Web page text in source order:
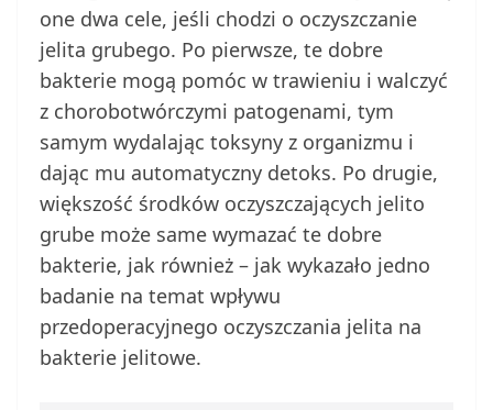
one dwa cele, jeśli chodzi o oczyszczanie
jelita grubego. Po pierwsze, te dobre
bakterie mogą pomóc w trawieniu i walczyć
z chorobotwórczymi patogenami, tym
samym wydalając toksyny z organizmu i
dając mu automatyczny detoks. Po drugie,
większość środków oczyszczających jelito
grube może same wymazać te dobre
bakterie, jak również – jak wykazało jedno
badanie na temat wpływu
przedoperacyjnego oczyszczania jelita na
bakterie jelitowe.